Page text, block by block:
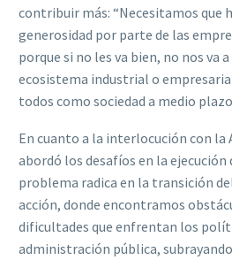
contribuir más: “Necesitamos que
generosidad por parte de las
porque si no les va bien, no nos va
ecosistema industrial o
todos como sociedad a medio
En cuanto a la interlocución con la
abordó los desafíos en la ejecución
problema radica en la transición
acción, donde encontramos
dificultades que enfrentan los
administración pública,